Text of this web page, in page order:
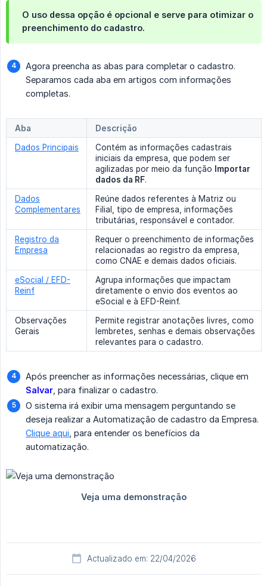
O uso dessa opção é opcional e serve para otimizar o
preenchimento do cadastro.
Agora preencha as abas para completar o cadastro.
Separamos cada aba em artigos com informações
completas.
Aba
Descrição
Dados Principais
Contém as informações cadastrais
iniciais da empresa, que podem ser
agilizadas por meio da função
Importar
dados da RF.
Dados
Complementares
Reúne dados referentes à Matriz ou
Filial, tipo de empresa, informações
tributárias, responsável e contador.
Registro da
Empresa
Requer o preenchimento de informações
relacionadas ao registro da empresa,
como CNAE e demais dados oficiais.
eSocial / EFD-
Reinf
Agrupa informações que impactam
diretamente o envio dos eventos ao
eSocial e à EFD-Reinf.
Observações
Gerais
Permite registrar anotações livres, como
lembretes, senhas e demais observações
relevantes para o cadastro.
Após preencher as informações necessárias, clique em
Salvar , para finalizar o cadastro.
O sistema irá exibir uma mensagem perguntando se
deseja realizar a Automatização de cadastro da Empresa.
Clique aqui , para entender os benefícios da
automatização.
Actualizado em: 22/04/2026